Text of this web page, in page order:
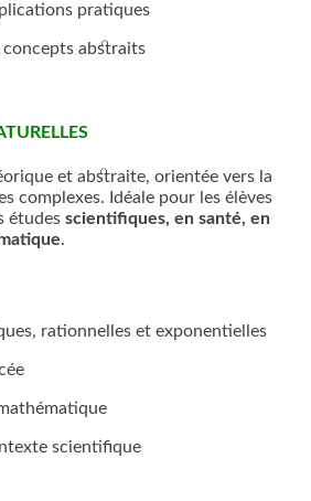
pratiques
abstraits
et abstraite, orientée vers la
complexes. Idéale pour les élèves
études scientifiques, en santé, en
.
rationnelles et exponentielles
scientifique